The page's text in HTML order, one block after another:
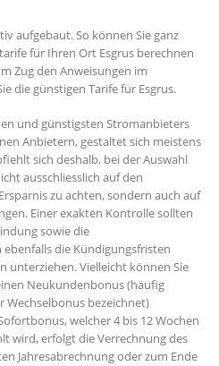
aufgebaut. So können Sie ganz
für Ihren Ort Esgrus berechnen
Zug den Anweisungen im
die günstigen Tarife für Esgrus.
und günstigsten Stromanbieters
Anbietern, gestaltet sich meistens
sich deshalb, bei der Auswahl
ausschliesslich auf den
zu achten, sondern auch auf
Einer exakten Kontrolle sollten
sowie die
die Kündigungsfristen
unterziehen. Vielleicht können Sie
Neukundenbonus (häufig
Wechselbonus bezeichnet)
welcher 4 bis 12 Wochen
wird, erfolgt die Verrechnung des
Jahresabrechnung oder zum Ende